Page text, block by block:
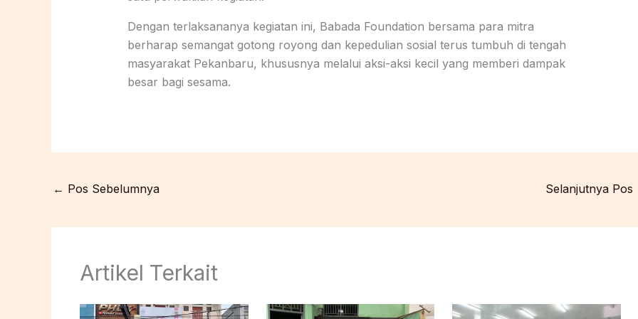
Dengan terlaksananya kegiatan ini, Babada Foundation bersama para mitra
berharap semangat gotong royong dan kepedulian sosial terus tumbuh di tengah
masyarakat Pekanbaru, khususnya melalui aksi-aksi kecil yang memberi dampak
besar bagi sesama.
← Pos Sebelumnya Selanjutnya Pos
Artikel Terkait